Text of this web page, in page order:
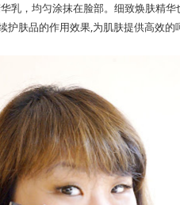
乳，均匀涂抹在脸部。细致焕肤精
护肤品的作用效果,为肌肤提供高效的